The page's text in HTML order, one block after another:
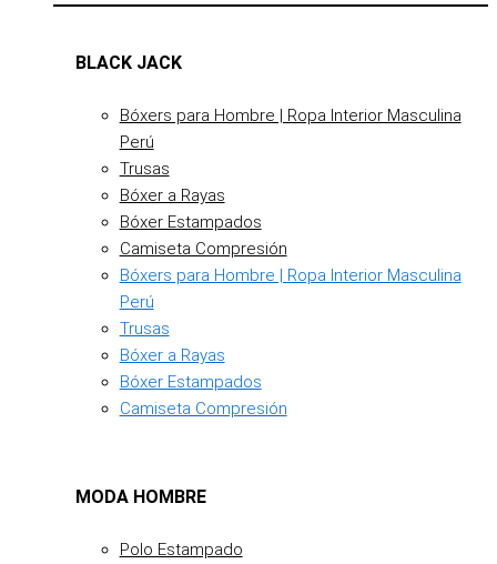
BLACK JACK
Bóxers para Hombre | Ropa Interior Masculina
Perú
Trusas
Bóxer a Rayas
Bóxer Estampados
Camiseta Compresión
Bóxers para Hombre | Ropa Interior Masculina
Perú
Trusas
Bóxer a Rayas
Bóxer Estampados
Camiseta Compresión
MODA HOMBRE
Polo Estampado